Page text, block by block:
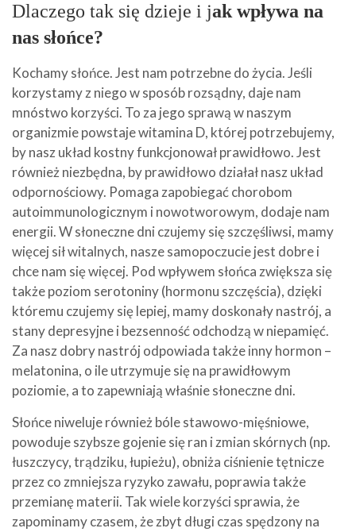
Dlaczego tak się dzieje i jak wpływa na
nas słońce?
Kochamy słońce. Jest nam potrzebne do życia. Jeśli
korzystamy z niego w sposób rozsądny, daje nam
mnóstwo korzyści. To za jego sprawą w naszym
organizmie powstaje witamina D, której potrzebujemy,
by nasz układ kostny funkcjonował prawidłowo. Jest
również niezbędna, by prawidłowo działał nasz układ
odpornościowy. Pomaga zapobiegać chorobom
autoimmunologicznym i nowotworowym, dodaje nam
energii. W słoneczne dni czujemy się szczęśliwsi, mamy
więcej sił witalnych, nasze samopoczucie jest dobre i
chce nam się więcej. Pod wpływem słońca zwiększa się
także poziom serotoniny (hormonu szczęścia), dzięki
któremu czujemy się lepiej, mamy doskonały nastrój, a
stany depresyjne i bezsenność odchodzą w niepamięć.
Za nasz dobry nastrój odpowiada także inny hormon –
melatonina, o ile utrzymuje się na prawidłowym
poziomie, a to zapewniają właśnie słoneczne dni.
Słońce niweluje również bóle stawowo-mięśniowe,
powoduje szybsze gojenie się ran i zmian skórnych (np.
łuszczycy, trądziku, łupieżu), obniża ciśnienie tętnicze
przez co zmniejsza ryzyko zawału, poprawia także
przemianę materii. Tak wiele korzyści sprawia, że
zapominamy czasem, że zbyt długi czas spędzony na